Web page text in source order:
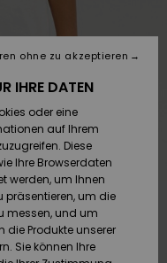
IHRE DATEN
oder eine
auf Ihrem
Diese
Ihre Browserdaten
werden, um Ihnen
präsentieren, um die
messen, und um
die Produkte unserer
Sie können Ihre
ohne zu akzeptieren